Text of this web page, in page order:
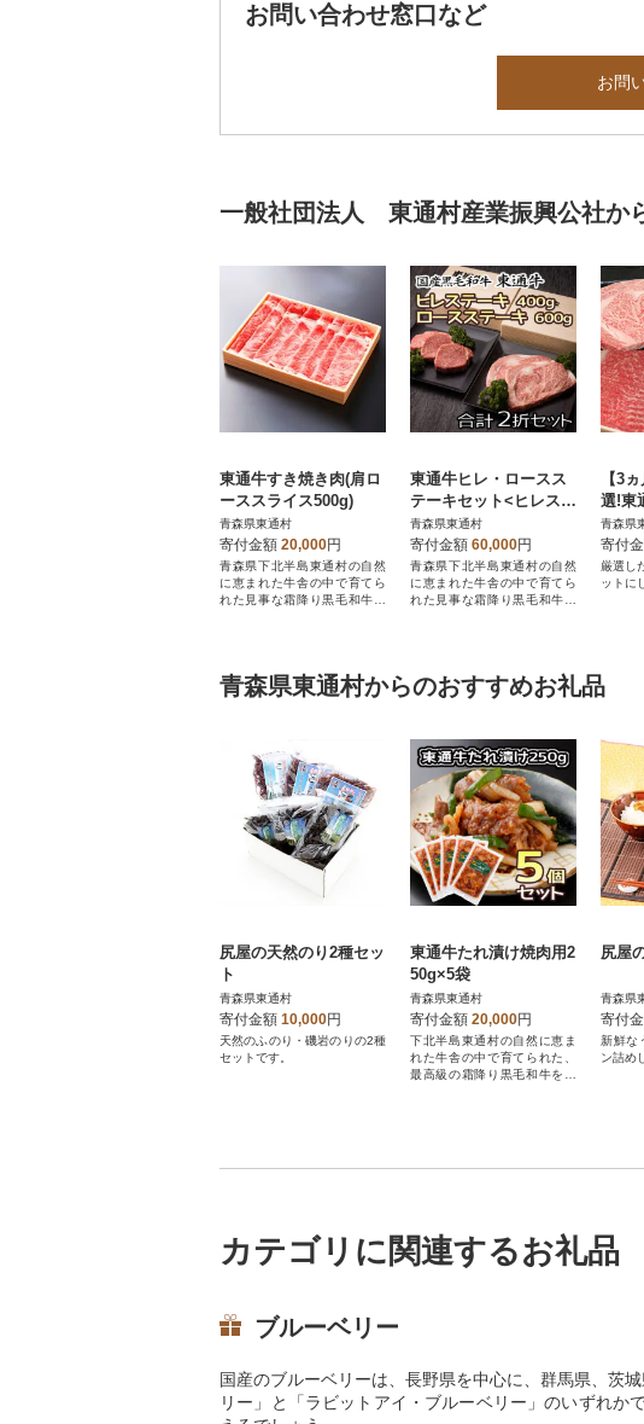
お問い合わせ窓口など
お問
一般社団法人 東通村産業振興公社か
東通牛すき焼き肉(肩ロ
ーススライス500g)
青森県東通村
寄付金額 20,000円
青森県下北半島東通村の自然
に恵まれた牛舎の中で育てら
れた見事な霜降り黒毛和牛を
東通牛ヒレ・ロースス
テーキセット<ヒレステ
ーキ(400g×1折)、ロー
スステーキ(600g×1折)>
青森県東通村
寄付金額 60,000円
青森県下北半島東通村の自然
に恵まれた牛舎の中で育てら
れた見事な霜降り黒毛和牛を
【3
選!東
3回
青森県
寄付
厳選し
ットに
青森県東通村からのおすすめお礼品
尻屋の天然のり2種セッ
ト
青森県東通村
寄付金額 10,000円
天然のふのり・磯岩のりの2種
セットです。
東通牛たれ漬け焼肉用2
50g×5袋
青森県東通村
寄付金額 20,000円
下北半島東通村の自然に恵ま
れた牛舎の中で育てられた、
最高級の霜降り黒毛和牛を使
尻屋
青森県
寄付
新鮮な
ン詰め
カテゴリに関連するお礼品
ブルーベリー
国産のブルーベリーは、長野県を中心に、群馬県、茨
リー」と「ラビットアイ・ブルーベリー」のいずれ